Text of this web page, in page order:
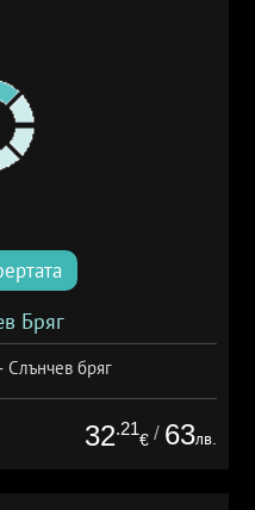
Бряг
бряг
32.21
€ / 63лв.